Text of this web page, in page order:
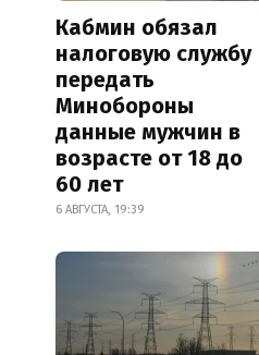
Кабмин обязал
налоговую службу
передать
Минобороны
данные мужчин в
возрасте от 18 до
60 лет
6 АВГУСТА, 19:39